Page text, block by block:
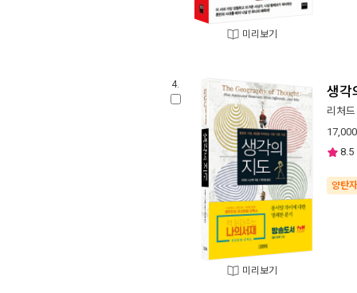
미리보기
4.
미리보기
생각
리처
17,000
8.5
양탄